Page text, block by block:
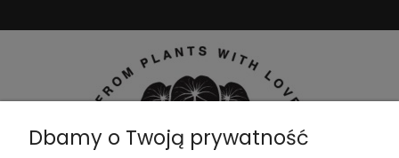
Dbamy o Twoją prywatność